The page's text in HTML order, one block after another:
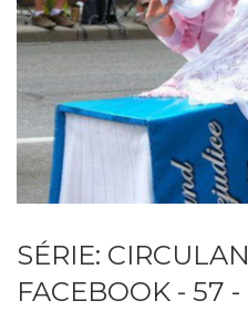
SÉRIE:
FACEBOOK - 57